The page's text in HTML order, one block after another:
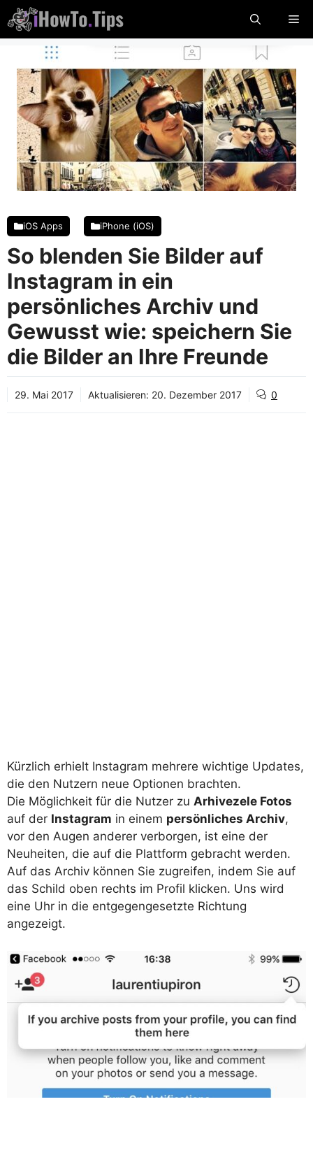
Überspringen
Sie
zu
iOS Apps iPhone (iOS)
So blenden Sie Bilder auf
Instagram in ein
persönliches Archiv und
Gewusst wie: speichern Sie
die Bilder an Ihre Freunde
29. Mai 2017 Aktualisieren: 20. Dezember 2017 0
Kürzlich erhielt Instagram mehrere wichtige Updates,
die den Nutzern neue Optionen brachten.
Die Möglichkeit für die Nutzer zu Arhivezele Fotos
auf der Instagram in einem persönliches Archiv,
vor den Augen anderer verborgen, ist eine der
Neuheiten, die auf die Plattform gebracht werden.
Auf das Archiv können Sie zugreifen, indem Sie auf
das Schild oben rechts im Profil klicken. Uns wird
eine Uhr in die entgegengesetzte Richtung
angezeigt.